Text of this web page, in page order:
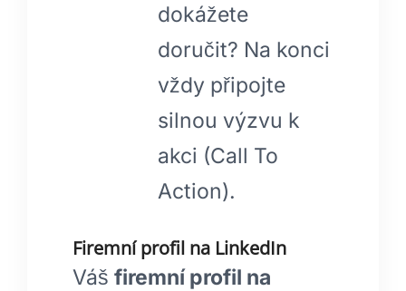
dokážete
doručit? Na konci
vždy připojte
silnou výzvu k
akci (Call To
Action).
Firemní profil na LinkedIn
Váš firemní profil na